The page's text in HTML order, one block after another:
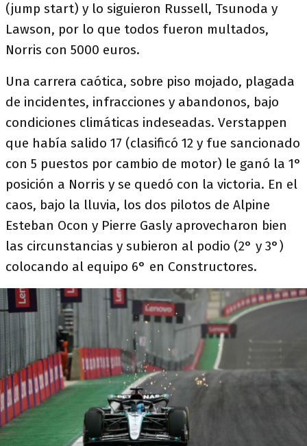
(jump start) y lo siguieron Russell, Tsunoda y
Lawson, por lo que todos fueron multados,
Norris con 5000 euros.
Una carrera caótica, sobre piso mojado, plagada
de incidentes, infracciones y abandonos, bajo
condiciones climáticas indeseadas. Verstappen
que había salido 17 (clasificó 12 y fue sancionado
con 5 puestos por cambio de motor) le ganó la 1°
posición a Norris y se quedó con la victoria. En el
caos, bajo la lluvia, los dos pilotos de Alpine
Esteban Ocon y Pierre Gasly aprovecharon bien
las circunstancias y subieron al podio (2° y 3°)
colocando al equipo 6° en Constructores.